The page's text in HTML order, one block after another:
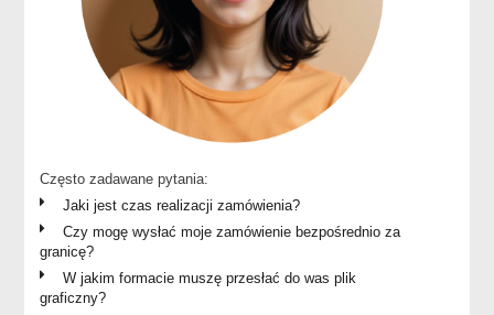
Często zadawane pytania:
Jaki jest czas realizacji zamówienia?
Czy mogę wysłać moje zamówienie bezpośrednio za
granicę?
W jakim formacie muszę przesłać do was plik
graficzny?